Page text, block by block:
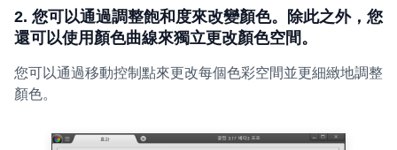
2. 您可以通過調整飽和度來改變顏色。除此之外，您
還可以使用顏色曲線來獨立更改顏色空間。
您可以通過移動控制點來更改每個色彩空間並更細緻地調整
顏色。